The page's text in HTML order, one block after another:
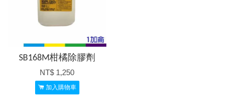
SB168M柑橘除膠劑
NT$ 1,250
加入購物車